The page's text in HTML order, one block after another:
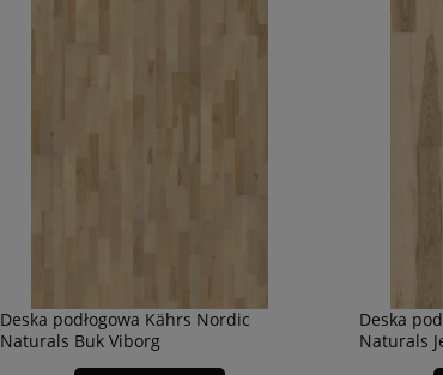
Deska podłogowa Kährs Nordic
Naturals Buk Viborg
Deska
Naturals